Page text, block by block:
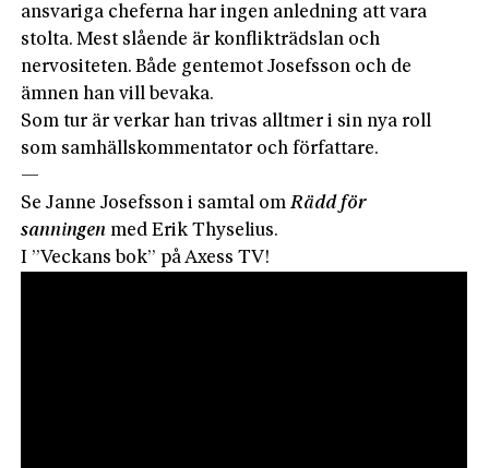
ansvariga cheferna har ingen anledning att vara
stolta. Mest slåen­de är konflikträdslan och
nervositeten. Både gentemot Josefsson och de
ämnen han vill bevaka.
Som tur är verkar han trivas alltmer i sin nya roll
som samhällskommentator och författare.
—
Se Janne Josefsson i samtal omRädd för
sanningen med Erik Thyselius.
I ”Veckans bok” på Axess TV!